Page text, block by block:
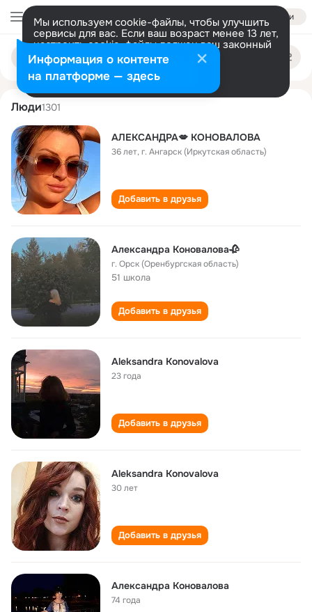
Войти
Мы используем cookie-файлы, чтобы улучшить
сервисы для вас. Если ваш возраст менее 13 лет,
настроить cookie-файлы должен ваш законный
представитель. Больше информации
Разрешить все Настроить
Поиск
людям
aleksandra konovalova
Люди1301
АЛЕКСАНДРА💋 КОНОВАЛОВА
36 лет,г. Ангарск (Иркутская область)
Добавить в друзья
Александра Коновалова🥀
г. Орск (Оренбургская область)
51 школа
Добавить в друзья
Aleksandra Konovalova
23 года
Добавить в друзья
Aleksandra Konovalova
30 лет
Добавить в друзья
Александра Коновалова
74 года
Информация о контенте
на платформе — здесь